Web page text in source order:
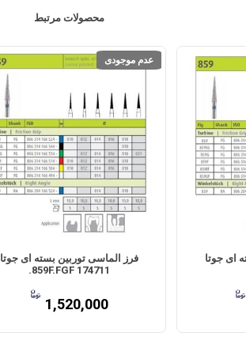
محصولات مرتبط
ای جوتا
عدم موجودی
فرز الماسی توربین بسته ای جوتا
174711 859F.FGF.
1,520,000